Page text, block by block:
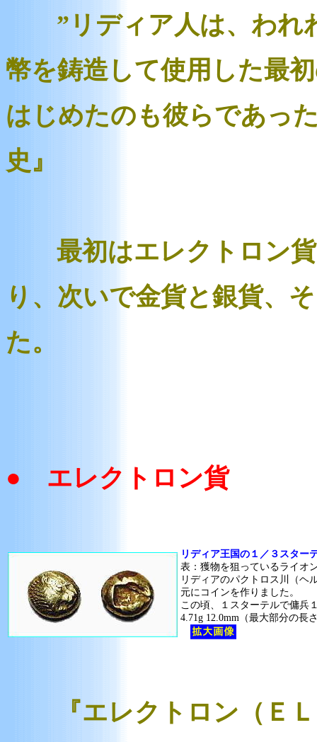
”リディア人は、われ
幣を鋳造して使用した最
はじめたのも彼らであ
史』
最初はエレクトロン貨
り、次いで金貨と銀貨、
た。
● エレクトロン貨
リディア王国の１／３スタ
表：獲物を狙っているライオ
リディアのパクトロス川（
元にコインを作りました。
この頃、１スターテルで傭兵
4.71g 12.0mm（最大部分の長
『エレクトロン（Ｅ